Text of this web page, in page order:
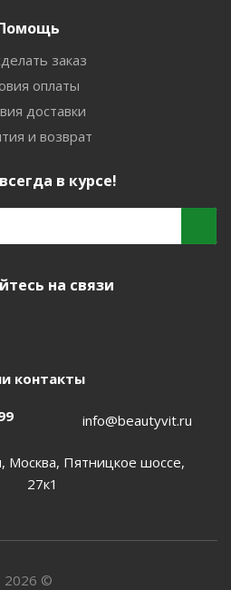
заказ
оплаты
доставки
и возврат
в курсе!
на связи
контакты
info@beautyvit.ru
Москва, Пятницкое шоссе,
27к1
2026 ©